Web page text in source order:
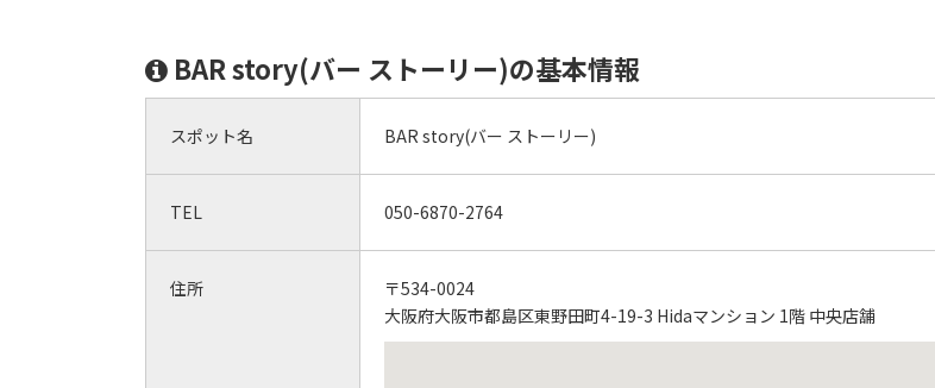
BAR story(バー ストーリー)の基本情報
スポット名 BAR story(バー ストーリー)
TEL 050-6870-2764
住所
〒534-0024
大阪府大阪市都島区東野田町4-19-3 Hidaマンション 1階 中央店舗